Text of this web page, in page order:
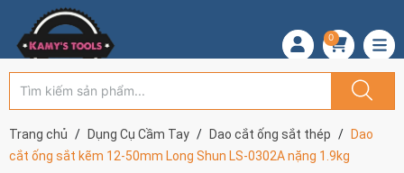
0
Trang chủ Dụng Cụ Cầm Tay Dao cắt ống sắt thép
Dao
cắt ống sắt kẽm 12-50mm Long Shun LS-0302A nặng 1.9kg